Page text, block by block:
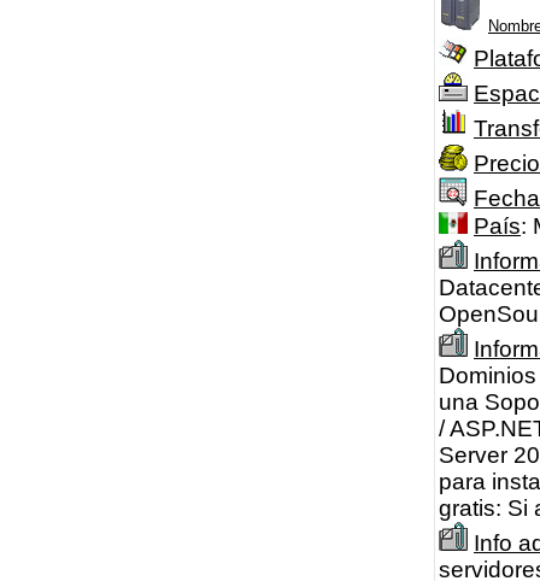
Precio
País:
una
/
Server
para
gratis: Si
Info